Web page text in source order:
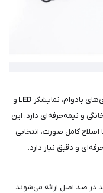
بادوام، نمایشگر LED و
و نیمه‌حرفه‌ای دارد. این
اصلاح کامل صورت، انتخابی
و دقیق نیاز دارد.
در صد اصل ارائه می‌شوند.